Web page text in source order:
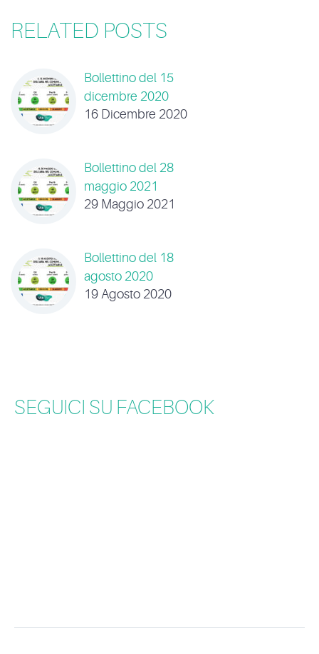
RELATED POSTS
Bollettino del 15
dicembre 2020
16 Dicembre 2020
Bollettino del 28
maggio 2021
29 Maggio 2021
Bollettino del 18
agosto 2020
19 Agosto 2020
SEGUICI SU FACEBOOK